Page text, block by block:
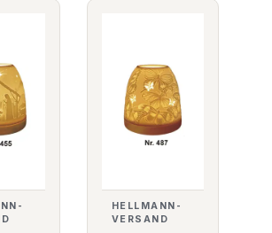
HELLMANN-
VERSAND